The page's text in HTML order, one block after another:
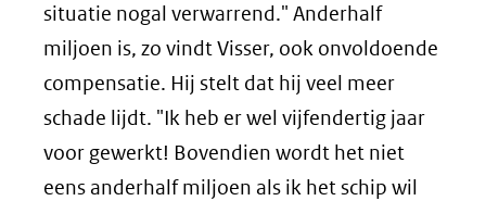
situatie nogal verwarrend." Anderhalf
miljoen is, zo vindt Visser, ook onvoldoende
compensatie. Hij stelt dat hij veel meer
schade lijdt. "Ik heb er wel vijfendertig jaar
voor gewerkt! Bovendien wordt het niet
eens anderhalf miljoen als ik het schip wil